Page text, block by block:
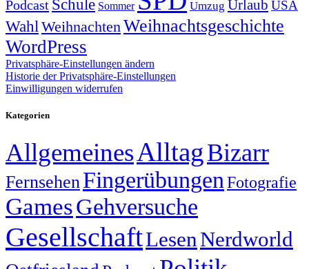
Podcast Schule Sommer Umzug Urlaub USA
Wahl Weihnachten Weihnachtsgeschichte
WordPress
Privatsphäre-Einstellungen ändern
Historie der Privatsphäre-Einstellungen
Einwilligungen widerrufen
Kategorien
AllgemeinesAlltagBizarr
FernsehenFingerübungen Fotografie
GamesGehversuche
GesellschaftLesenNerdworld